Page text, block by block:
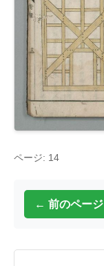
ページ: 14
← 前のページ